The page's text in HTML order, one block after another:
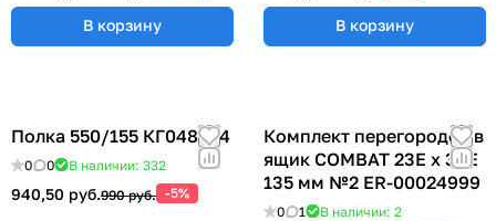
В корзину В корзину
Полка 550/155 КГ048824
0 0 В наличии: 332
940,50 руб.990 руб. -5%
Комплект перегородок в
ящик COMBAT 23Е х 36Е
135 мм №2 ER-00024999
0 1 В наличии: 2